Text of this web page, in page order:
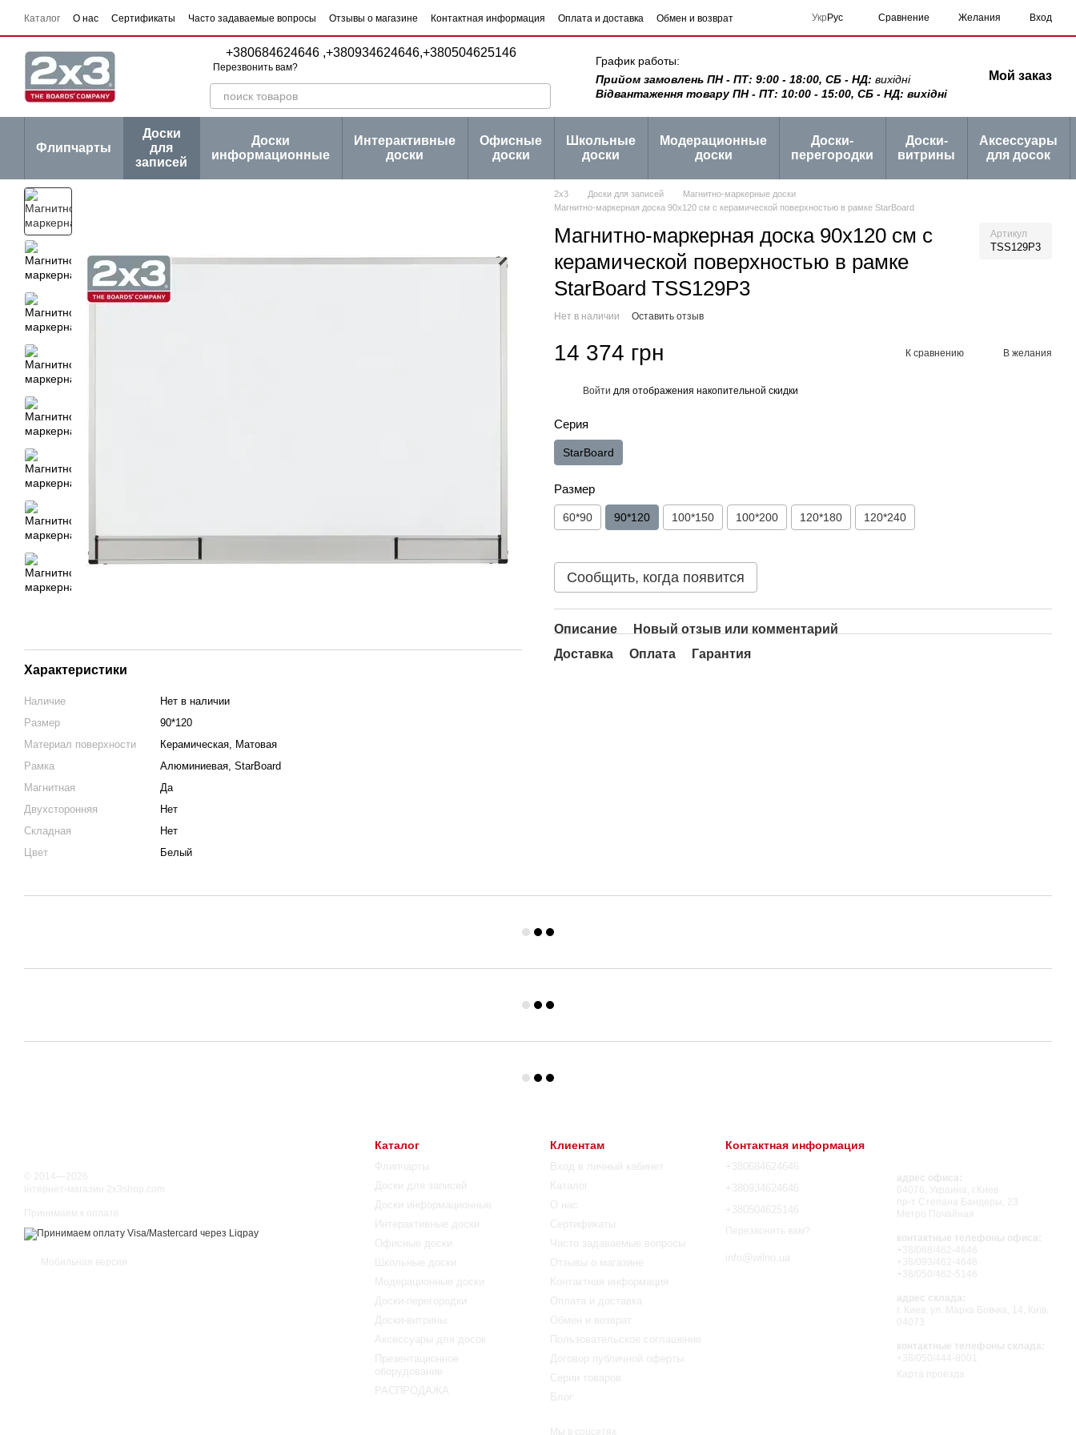
Перейти к основному контенту
Каталог О нас Сертификаты Часто задаваемые вопросы Отзывы о магазине Контактная информация Оплата и доставка
Обмен и возврат
Пользовательское соглашение
Договор публичной оферты Серии товаров Блог
Укр Рус Сравнение Желания Вход
+380684624646 ,+380934624646,+380504625146
Перезвонить вам?
График работы:
Прийом замовлень ПН - ПТ: 9:00 - 18:00, СБ - НД: вихідні
Відвантаження товару ПН - ПТ: 10:00 - 15:00, СБ - НД: вихідні
Мой заказ
Флипчарты
Доски
для
записей
Доски
информационные
Интерактивные
доски
Офисные
доски
Школьные
доски
Модерационные
доски
Доски-
перегородки
Доски-
витрины
Аксессуары
для досок
Характеристики
Наличие
Нет в наличии
Размер
90*120
Материал поверхности
Керамическая, Матовая
Рамка
Алюминиевая, StarBoard
Магнитная
Да
Двухсторонняя
Нет
Складная
Нет
Цвет
Белый
2х3 Доски для записей
Магнитно-маркерные доски
Магнитно-маркерная доска 90x120 см с керамической поверхностью в рамке StarBoard
Магнитно-маркерная доска 90x120 см с
керамической поверхностью в рамке
StarBoard TSS129P3
Артикул
TSS129P3
Нет в наличии Оставить отзыв
14 374 грн К сравнению В желания
Войти для отображения накопительной скидки
Серия
StarBoard
Размер
60*90 90*120 100*150 100*200 120*180 120*240
Сообщить, когда появится
Описание
Новый отзыв или комментарий
Доставка
Оплата Гарантия
© 2014—2026
інтернет-магазин 2x3shop.com
Принимаем к оплате
Мобильная версия
Каталог
Флипчарты
Доски для записей
Доски информационные
Интерактивные доски
Офисные доски
Школьные доски
Модерационные доски
Доски-перегородки
Доски-витрины
Аксессуары для досок
Презентационное
оборудование
РАСПРОДАЖА
Клиентам
Вход в личный кабинет
Каталог
О нас
Сертификаты
Часто задаваемые вопросы
Отзывы о магазине
Контактная информация
Оплата и доставка
Обмен и возврат
Пользовательское соглашение
Договор публичной оферты
Серии товаров
Блог
Мы в соцсетях
Контактная информация
+380684624646
+380934624646
+380504625146
Перезвонить вам?
info@wilno.ua
адрес офиса:
04076, Украина, г.Киев
пр-т Степана Бандеры, 23
Метро Почайная
контактные телефоны офиса:
+38/068/462-4646
+38/093/462-4646
+38/050/462-5146
адрес склада:
г. Киев, ул. Марка Вовчка, 14, Київ,
04073
контактные телефоны склада:
+38/050/444-8001
Карта проезда